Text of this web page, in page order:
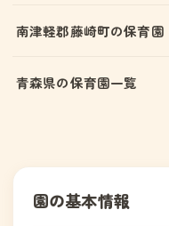
南津軽郡藤崎町の保育園
青森県の保育園一覧
園の基本情報